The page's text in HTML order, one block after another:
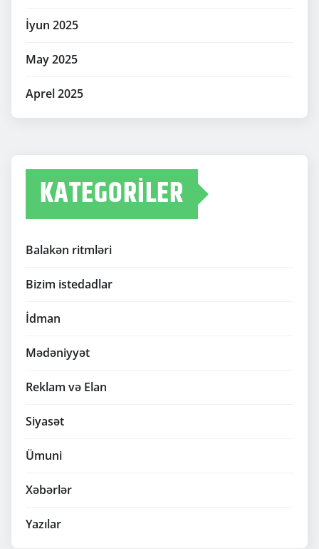
İyun 2025
May 2025
Aprel 2025
KATEGORILER
Balakən ritmləri
Bizim istedadlar
İdman
Mədəniyyət
Reklam və Elan
Siyasət
Ümuni
Xəbərlər
Yazılar